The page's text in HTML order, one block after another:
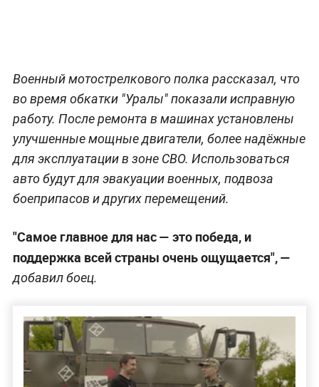
Военный мотострелкового полка рассказал, что
во время обкатки "Уралы" показали исправную
работу. После ремонта в машинах установлены
улучшенные мощные двигатели, более надёжные
для эксплуатации в зоне СВО. Использоваться
авто будут для эвакуации военных, подвоза
боеприпасов и других перемещений.
"Самое главное для нас — это победа, и
поддержка всей страны очень ощущается", —
добавил боец.